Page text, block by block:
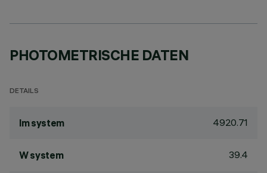
PHOTOMETRISCHE DATEN
DETAILS
lm system 4920.71
W system 39.4